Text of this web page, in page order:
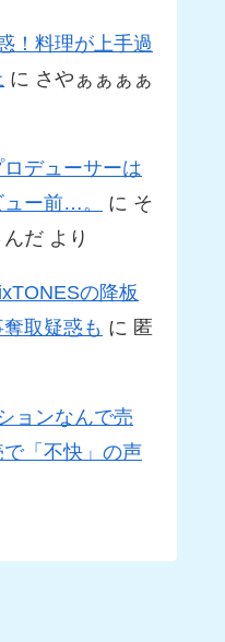
！料理が上手過
に さやぁぁぁぁ
デューサーは
ー前…。
に そ
んだ より
の降板
取疑惑も に 匿
ョンなんで売
「不快」の声